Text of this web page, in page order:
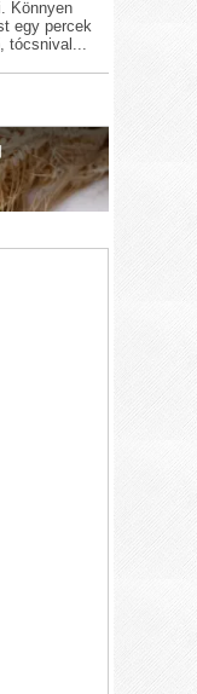
Könnyen
egy percek
tócsnival...